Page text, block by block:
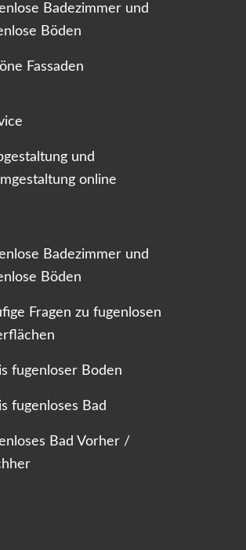
Badezimmer und
Böden
Fassaden
und
online
Badezimmer und
Böden
Fragen zu fugenlosen
fugenloser Boden
fugenloses Bad
Bad Vorher /